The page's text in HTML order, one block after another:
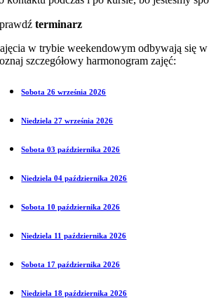
terminarz
w trybie weekendowym odbywają się
szczegółowy harmonogram zajęć:
Sobota 26 września 2026
Niedziela 27 września 2026
Sobota 03 października 2026
Niedziela 04 października 2026
Sobota 10 października 2026
Niedziela 11 października 2026
Sobota 17 października 2026
Niedziela 18 października 2026